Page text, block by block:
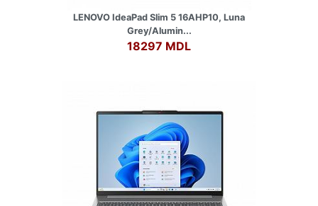
LENOVO IdeaPad Slim 5 16AHP10, Luna
Grey/Alumin...
18297 MDL